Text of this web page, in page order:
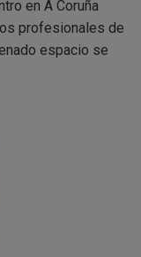
en A Coruña
profesionales de
espacio se